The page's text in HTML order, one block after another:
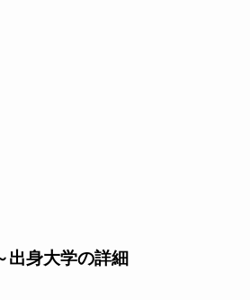
出身大学の詳細